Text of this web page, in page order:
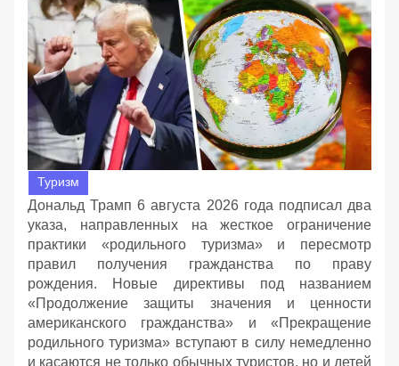
Туризм
Дональд Трамп 6 августа 2026 года подписал два
указа, направленных на жесткое ограничение
практики «родильного туризма» и пересмотр
правил получения гражданства по праву
рождения. Новые директивы под названием
«Продолжение защиты значения и ценности
американского гражданства» и «Прекращение
родильного туризма» вступают в силу немедленно
и касаются не только обычных туристов, но и детей